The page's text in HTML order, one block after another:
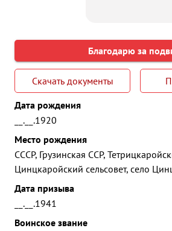
Благодарю за
Скачать документы
Дата рождения
__.__.1920
Место рождения
СССР, Грузинская ССР,
Цинцкаройский сельсовет, село
Дата призыва
__.__.1941
Воинское звание